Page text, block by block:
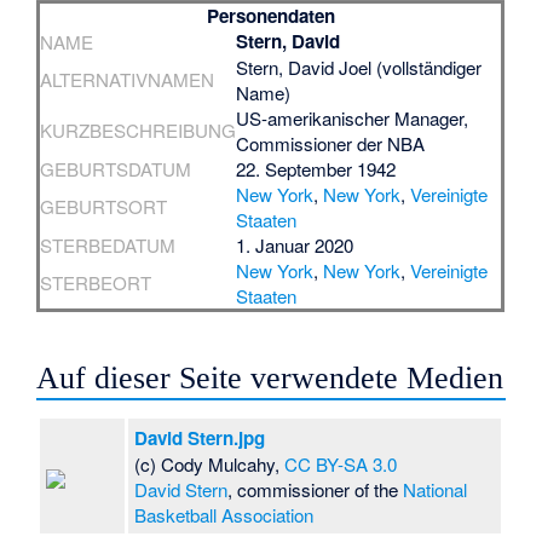
Personendaten
NAME Stern, David
ALTERNATIVNAMEN
Stern, David Joel (vollständiger
Name)
KURZBESCHREIBUNGUS-amerikanischer Manager,
Commissioner der NBA
GEBURTSDATUM
22. September 1942
GEBURTSORT
New York, New York,Vereinigte
Staaten
STERBEDATUM
1. Januar 2020
STERBEORT
New York, New York,Vereinigte
Staaten
Auf dieser Seite verwendete Medien
David Stern.jpg
(c) Cody Mulcahy,CC BY-SA 3.0
David Stern, commissioner of the National
Basketball Association